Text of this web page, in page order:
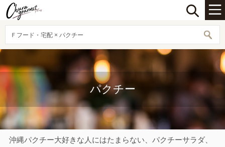
Ｆフード・宅配 × パクチー
パクチー
沖縄パクチー大好きな人にはたまらない、パクチーサラダ、